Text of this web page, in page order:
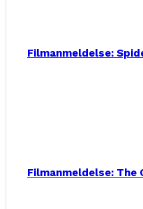
Filmanmeldelse:
Filmanmeldelse: The